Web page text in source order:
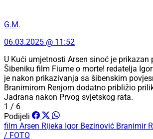
G.M.
06.03.2025 @ 11:52
U Kući umjetnosti Arsen sinoć je prikazan
Šibeniku film Fiume o morte! redatelja
je nakon prikazivanja sa šibenskim
Branimirom Renjom dodatno približio
Jadrana nakon Prvog svjetskog rata.
1 / 6
Podijeli
film Arsen Rijeka Igor Bezinović Branimir
/ FOTO